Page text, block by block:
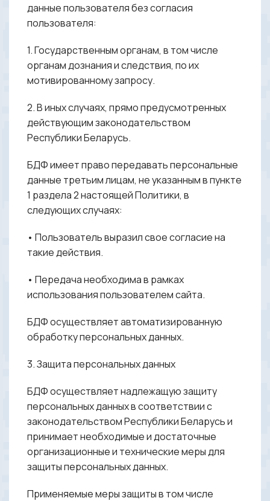
данные пользователя без согласия
пользователя:
1. Государственным органам, в том числе
органам дознания и следствия, по их
мотивированному запросу.
2. В иных случаях, прямо предусмотренных
действующим законодательством
Республики Беларусь.
БДФ имеет право передавать персональные
данные третьим лицам, не указанным в пункте
1 раздела 2 настоящей Политики, в
следующих случаях:
• Пользователь выразил свое согласие на
такие действия.
• Передача необходима в рамках
использования пользователем сайта.
БДФ осуществляет автоматизированную
обработку персональных данных.
3. Защита персональных данных
БДФ осуществляет надлежащую защиту
персональных данных в соответствии с
законодательством Республики Беларусь и
принимает необходимые и достаточные
организационные и технические меры для
защиты персональных данных.
Применяемые меры защиты в том числе